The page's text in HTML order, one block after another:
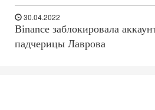
30.04.2022
Binance заблокировала
падчерицы Лаврова